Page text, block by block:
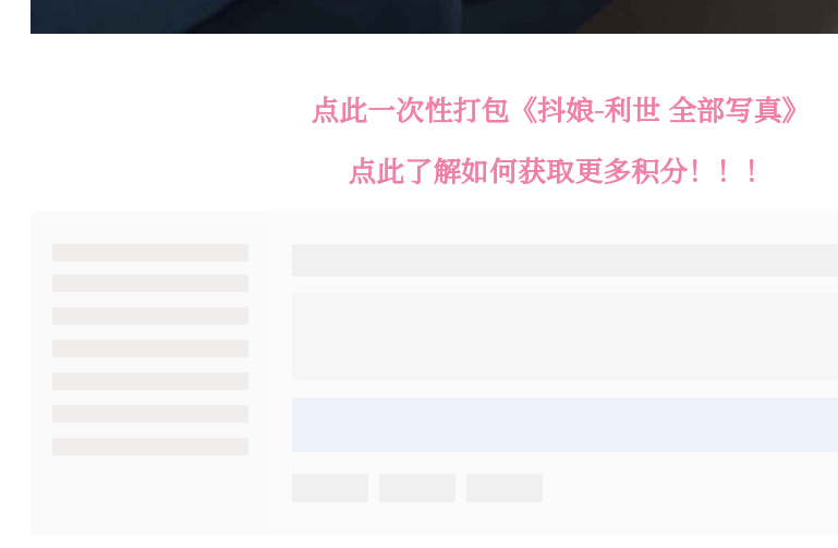
点此一次性打包《抖娘-利世 全部写真》
点此了解如何获取更多积分！！！